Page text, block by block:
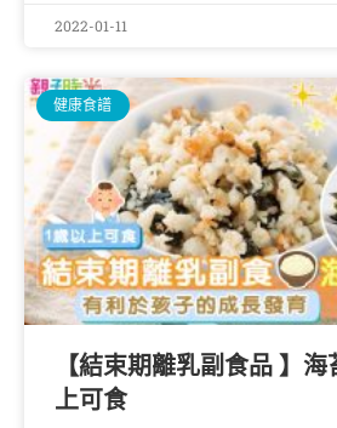
2022-01-11
健康食譜
【結束期離乳副食品 】
上可食